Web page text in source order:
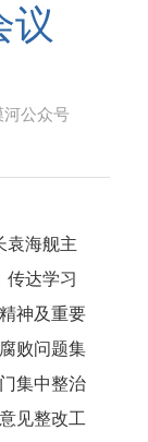
议
河公众号
袁海舰主
传达学习
神及重要
败问题集
集中整治
见整改工